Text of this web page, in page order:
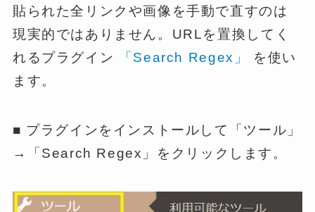
貼られた全リンクや画像を手動で直すのは
現実的ではありません。URLを置換してく
れるプラグイン
「Search Regex」
を使い
ます。
■ プラグインをインストールして「ツール」
→「Search Regex」をクリックします。